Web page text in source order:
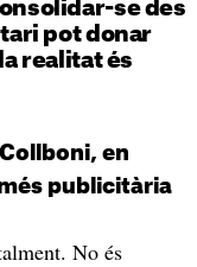
se des
pot donar
realitat és
en
publicitària
No és